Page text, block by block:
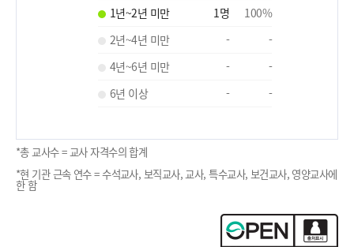
1년~2년 미만
1명 100%
2년~4년 미만
-
-
4년~6년 미만
-
-
6년 이상
- -
*총 교사수 = 교사 자격수의 합계
*현 기관 근속 연수 = 수석교사, 보직교사, 교사, 특수교사, 보건교사, 영양교사에
한 함